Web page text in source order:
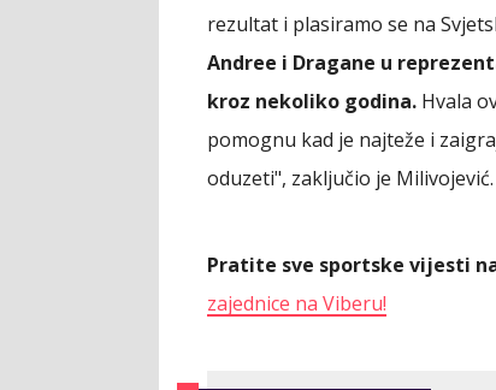
rezultat i plasiramo se na
Andree i Dragane u
kroz nekoliko godina. Hvala
pomognu kad je najteže i
oduzeti", zaključio je Milivojević.
Pratite sve sportske vijesti
zajednice na Viberu!